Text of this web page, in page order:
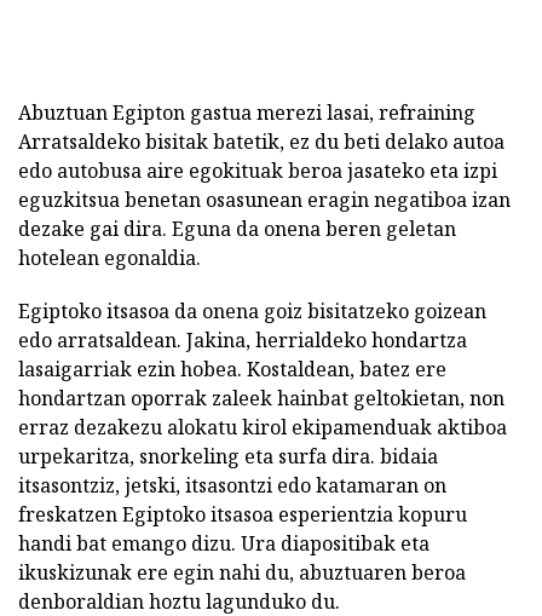
Abuztuan Egipton gastua merezi lasai, refraining
Arratsaldeko bisitak batetik, ez du beti delako autoa
edo autobusa aire egokituak beroa jasateko eta izpi
eguzkitsua benetan osasunean eragin negatiboa izan
dezake gai dira. Eguna da onena beren geletan
hotelean egonaldia.
Egiptoko itsasoa da onena goiz bisitatzeko goizean
edo arratsaldean. Jakina, herrialdeko hondartza
lasaigarriak ezin hobea. Kostaldean, batez ere
hondartzan oporrak zaleek hainbat geltokietan, non
erraz dezakezu alokatu kirol ekipamenduak aktiboa
urpekaritza, snorkeling eta surfa dira. bidaia
itsasontziz, jetski, itsasontzi edo katamaran on
freskatzen Egiptoko itsasoa esperientzia kopuru
handi bat emango dizu. Ura diapositibak eta
ikuskizunak ere egin nahi du, abuztuaren beroa
denboraldian hoztu lagunduko du.